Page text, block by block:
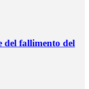
del fallimento del